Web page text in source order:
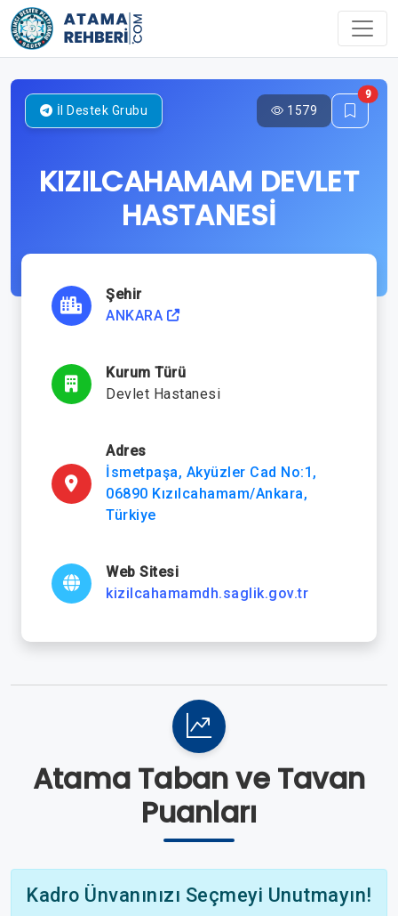
KIZILCAHAMAM DEVLET
HASTANESİ
İl Destek Grubu 1579
9
Şehir
ANKARA
Kurum Türü
Devlet Hastanesi
Adres
İsmetpaşa, Akyüzler Cad No:1,
06890 Kızılcahamam/Ankara,
Türkiye
Web Sitesi
kizilcahamamdh.saglik.gov.tr
Atama Taban ve Tavan
Puanları
Kadro Ünvanınızı Seçmeyi Unutmayın!